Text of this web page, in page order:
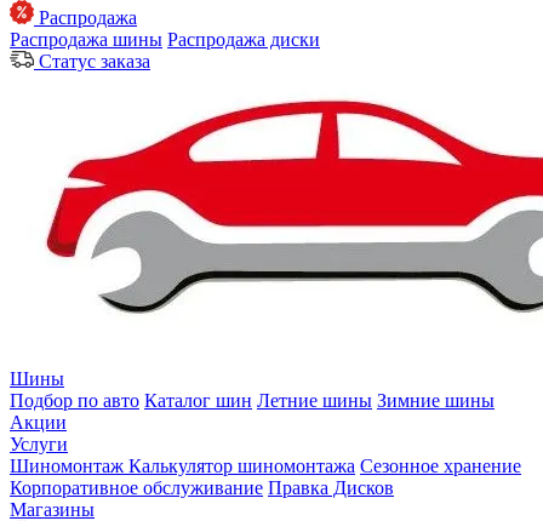
Распродажа
Распродажа шины Распродажа диски
Статус заказа
Шины
Подбор по авто Каталог шин Летние шины Зимние шины
Акции
Услуги
Шиномонтаж Калькулятор шиномонтажа Сезонное хранение
Корпоративное обслуживание Правка Дисков
Магазины